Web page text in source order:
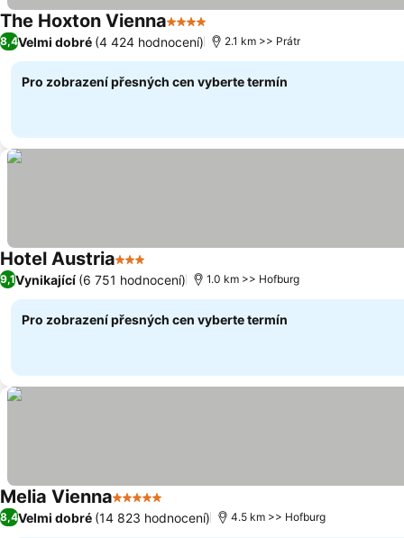
The Hoxton Vienna4 Počet hvězdiček
8,4Velmi dobré (4 424 hodnocení) 2.1 km >> Prátr
Pro zobrazení přesných cen vyberte termín
Hotel Austria3 Počet hvězdiček
9,1Vynikající (6 751 hodnocení) 1.0 km >> Hofburg
Pro zobrazení přesných cen vyberte termín
Melia Vienna5 Počet hvězdiček
8,4Velmi dobré (14 823 hodnocení) 4.5 km >> Hofburg